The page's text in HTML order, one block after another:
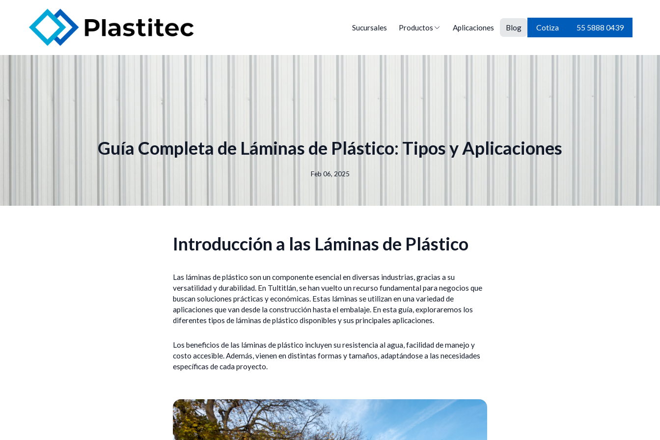
Sucursales Productos Aplicaciones Blog Cotiza 55 5888 0439
Guía Completa de Láminas de Plástico: Tipos y Aplicaciones
Feb 06, 2025
Introducción a las Láminas de Plástico
Las láminas de plástico son un componente esencial en diversas industrias, gracias a su
versatilidad y durabilidad. En Tultitlán, se han vuelto un recurso fundamental para negocios que
buscan soluciones prácticas y económicas. Estas láminas se utilizan en una variedad de
aplicaciones que van desde la construcción hasta el embalaje. En esta guía, exploraremos los
diferentes tipos de láminas de plástico disponibles y sus principales aplicaciones.
Los beneficios de las láminas de plástico incluyen su resistencia al agua, facilidad de manejo y
costo accesible. Además, vienen en distintas formas y tamaños, adaptándose a las necesidades
específicas de cada proyecto.